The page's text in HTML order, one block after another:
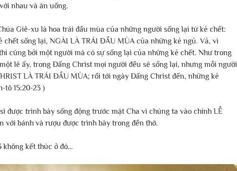
nhau và ăn uống.
Giê-xu là hoa trái đầu mùa của những người sống lại từ kẻ chết:
chết sống lại, NGÀI LÀ TRÁI ĐẦU MÙA của những kẻ ngủ. Vả, vì
cũng bởi một người mà có sự sống lại của những kẻ chết. Như trong
lẽ ấy, trong Đấng Christ mọi người đều sẽ sống lại, nhưng mỗi người
LÀ TRÁI ĐẦU MÙA; rồi tới ngày Đấng Christ đến, những kẻ
tô 15:20-23 )
được trình bày sống động trước mặt Cha vì chúng ta vào chính LỄ
với bánh và rượu được trình bày trong đền thờ.
kết thúc ở đó…